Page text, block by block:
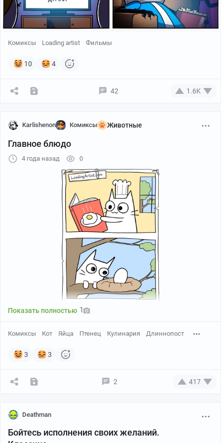
Больше переводов и другие комиксы в сообществе
Ghost Inc. в Контакте :)
https://vk.com/ghostinc
Комиксы Loading artist Фильмы
10 4
42 1.6K
Karlishenon Комиксы Животные
Главное блюдо
4 года назад 0
Показать полностью 1
Комиксы Кот Яйца Птенец Кулинария Длиннопост
3 3
2 417
Deathman
Бойтесь исполнения своих желаний.